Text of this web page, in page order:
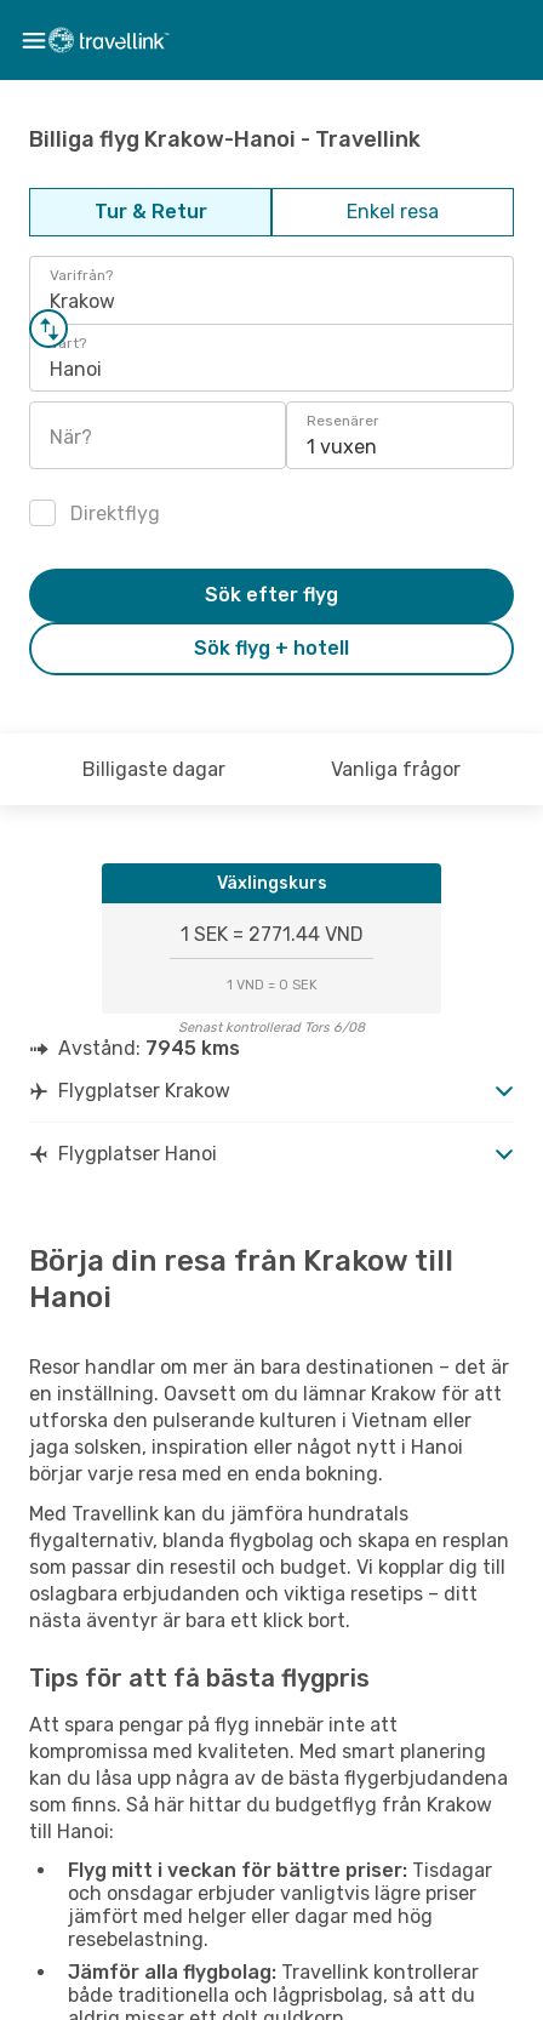
Billiga flyg Krakow-Hanoi - Travellink
Tur & Retur Enkel resa
Varifrån?
Krakow
Vart?
Hanoi
När?
Resenärer
1 vuxen
Direktflyg
Sök flyg + hotell
Sök efter flyg
Billigaste dagar Vanliga frågor
Växlingskurs
1 SEK = 2771.44 VND
1 VND = 0 SEK
Senast kontrollerad Tors 6/08
Avstånd: 7945 kms
Flygplatser Krakow
Flygplatser Hanoi
Börja din resa från Krakow till
Hanoi
Resor handlar om mer än bara destinationen – det är
en inställning. Oavsett om du lämnar Krakow för att
utforska den pulserande kulturen i Vietnam eller
jaga solsken, inspiration eller något nytt i Hanoi
börjar varje resa med en enda bokning.
Med Travellink kan du jämföra hundratals
flygalternativ, blanda flygbolag och skapa en resplan
som passar din resestil och budget. Vi kopplar dig till
oslagbara erbjudanden och viktiga resetips – ditt
nästa äventyr är bara ett klick bort.
Tips för att få bästa flygpris
Att spara pengar på flyg innebär inte att
kompromissa med kvaliteten. Med smart planering
kan du låsa upp några av de bästa flygerbjudandena
som finns. Så här hittar du budgetflyg från Krakow
till Hanoi:
Flyg mitt i veckan för bättre priser: Tisdagar
och onsdagar erbjuder vanligtvis lägre priser
jämfört med helger eller dagar med hög
resebelastning.
Jämför alla flygbolag: Travellink kontrollerar
både traditionella och lågprisbolag, så att du